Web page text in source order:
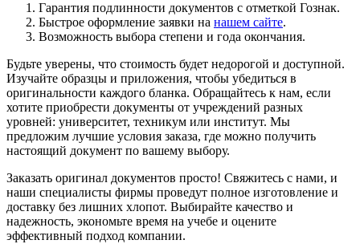
Гарантия подлинности документов с отметкой Гознак.
Быстрое оформление заявки на нашем сайте.
Возможность выбора степени и года окончания.
Будьте уверены, что стоимость будет недорогой и доступной.
Изучайте образцы и приложения, чтобы убедиться в
оригинальности каждого бланка. Обращайтесь к нам, если
хотите приобрести документы от учреждений разных
уровней: университет, техникум или институт. Мы
предложим лучшие условия заказа, где можно получить
настоящий документ по вашему выбору.
Заказать оригинал документов просто! Свяжитесь с нами, и
наши специалисты фирмы проведут полное изготовление и
доставку без лишних хлопот. Выбирайте качество и
надежность, экономьте время на учебе и оцените
эффективный подход компании.